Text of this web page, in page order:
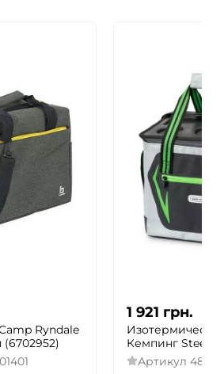
Ryndale
(6702952)
1 921 грн.
Кемпинг Steel
Артикул